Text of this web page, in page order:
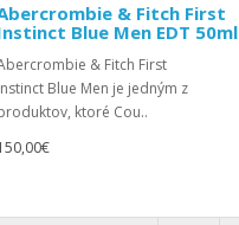
& Fitch First
Blue Men EDT 50ml
& Fitch First
Blue Men je jedným z
ktoré Cou..